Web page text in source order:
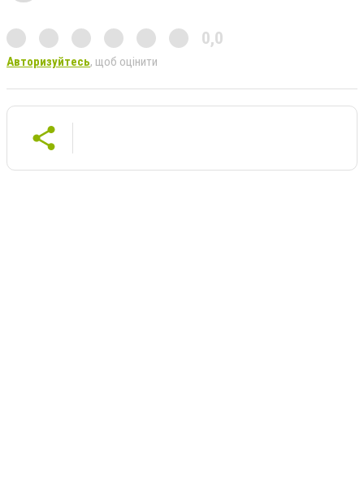
0,0
Авторизуйтесь, щоб оцінити